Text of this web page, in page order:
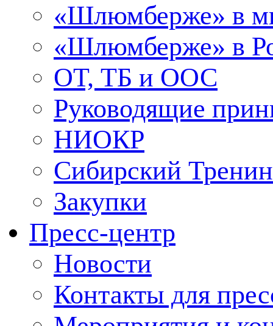
«Шлюмберже» в
«Шлюмберже» в
ОТ, ТБ и ООС
Руководящие
НИОКР
Сибирский
Закупки
Пресс-центр
Новости
Контакты для